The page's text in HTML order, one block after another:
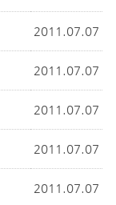
2011.07.07
2011.07.07
2011.07.07
2011.07.07
2011.07.07